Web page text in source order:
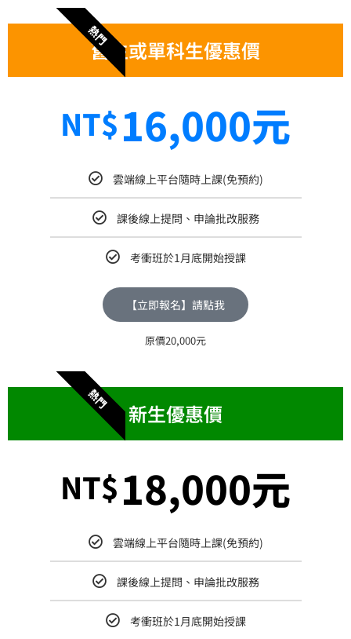
熱門
舊生或單科生優惠價
NT$16,000元
雲端線上平台隨時上課(免預約)
課後線上提問、申論批改服務
考衝班於1月底開始授課
【立即報名】請點我
原價20,000元
熱門
新生優惠價
NT$18,000元
雲端線上平台隨時上課(免預約)
課後線上提問、申論批改服務
考衝班於1月底開始授課